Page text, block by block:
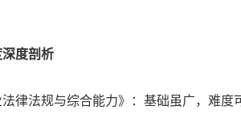
深度剖析
法律法规与综合能力》：基础虽广，难度